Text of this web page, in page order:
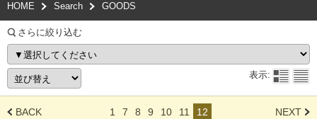
HOME Search GOODS
さらに絞り込む
表示:
BACK 1 7 8 9 10 11 12 NEXT